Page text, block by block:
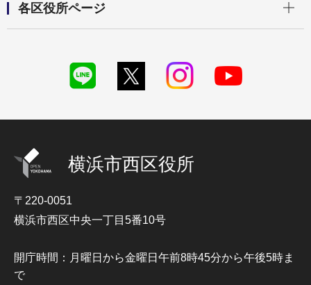
各区役所ページ
横浜市西区役所
〒220-0051
横浜市西区中央一丁目5番10号
開庁時間：月曜日から金曜日午前8時45分から午後5時ま
で